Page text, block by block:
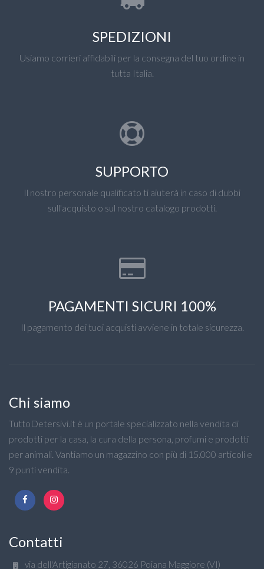
SPEDIZIONI
Usiamo corrieri affidabili per la consegna del tuo ordine in
tutta Italia.
SUPPORTO
Il nostro personale qualificato ti aiuterà in caso di dubbi
sull'acquisto o sul nostro catalogo prodotti.
PAGAMENTI SICURI 100%
Il pagamento dei tuoi acquisti avviene in totale sicurezza.
Chi siamo
TuttoDetersivi.it è un portale specializzato nella vendita di
prodotti per la casa, la cura della persona, profumi e prodotti
per animali. Vantiamo un magazzino con più di 15.000 articoli e
9 punti vendita.
Contatti
via dell'Artigianato 27, 36026 Poiana Maggiore (VI)